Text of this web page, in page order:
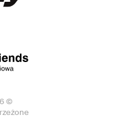
©